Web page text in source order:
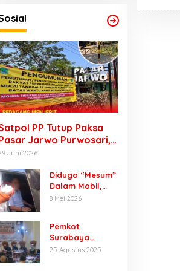
PP Tutup Paksa
Jarwo Purwosari,
Menjerit
Juni 2026
Diduga “Mesum”
Dalam Mobil,
Pria Berseragam
Perkantoran
Raci
8 Mei 2026
Pemkot
Surabaya
Hidupkan
25 Agustus 2025